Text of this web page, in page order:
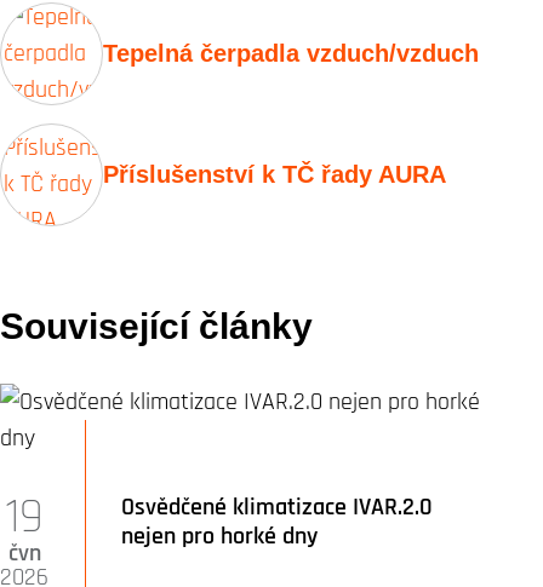
Tepelná čerpadla vzduch/vzduch
Příslušenství k TČ řady AURA
Související články
Osvědčené klimatizace IVAR.2.0
nejen pro horké dny
19
čvn
2026